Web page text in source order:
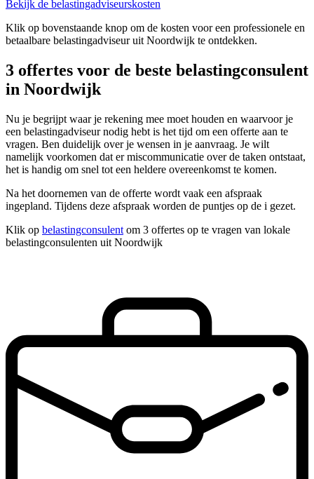
Bekijk de belastingadviseurskosten
Klik op bovenstaande knop om de kosten voor een professionele en
betaalbare belastingadviseur uit Noordwijk te ontdekken.
3 offertes voor de beste belastingconsulent
in Noordwijk
Nu je begrijpt waar je rekening mee moet houden en waarvoor je
een belastingadviseur nodig hebt is het tijd om een offerte aan te
vragen. Ben duidelijk over je wensen in je aanvraag. Je wilt
namelijk voorkomen dat er miscommunicatie over de taken ontstaat,
het is handig om snel tot een heldere overeenkomst te komen.
Na het doornemen van de offerte wordt vaak een afspraak
ingepland. Tijdens deze afspraak worden de puntjes op de i gezet.
Klik op belastingconsulent om 3 offertes op te vragen van lokale
belastingconsulenten uit Noordwijk